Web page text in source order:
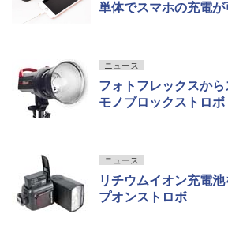
単体でスマホの充電が
ニュース
フォトフレックスか
モノブロックストロボ
ニュース
リチウムイオン充電
プオンストロボ